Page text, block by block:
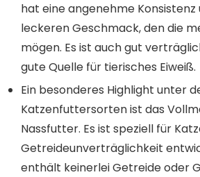
hat eine angenehme Konsistenz
leckeren Geschmack, den die
mögen. Es ist auch gut
gute Quelle für tierisches Eiweiß.
Ein besonderes Highlight unter
Katzenfuttersorten ist das
Nassfutter. Es ist speziell für
Getreideunverträglichkeit
enthält keinerlei Getreide oder